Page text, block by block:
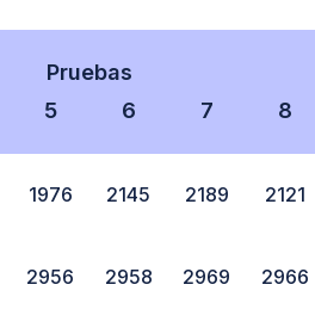
Pruebas
5 6 7 8
1976 2145 2189 2121
2956 2958 2969 2966